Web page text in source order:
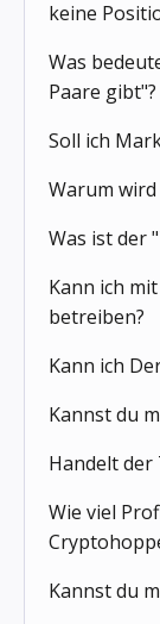
keine
Was
Paare gibt"?
Soll ich
Warum
Was ist der
Kann ich
betreiben?
Kann ich
Kannst du
Handelt
Wie viel
Kannst du